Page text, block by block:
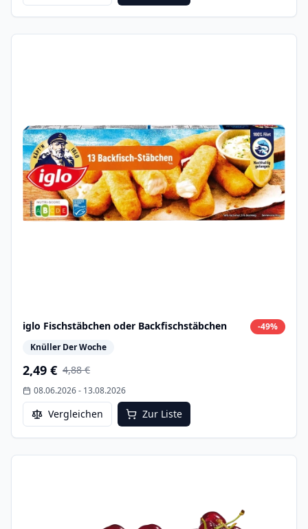
iglo Fischstäbchen oder Backfischstäbchen -49%
Knüller Der Woche
2,49 € 4,88 €
08.06.2026- 13.08.2026
Vergleichen Zur Liste